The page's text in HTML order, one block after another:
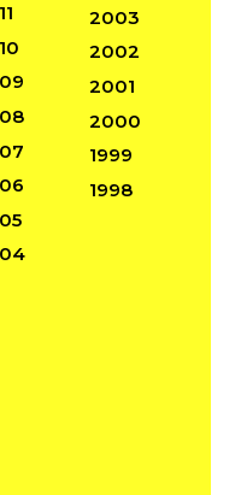
2003
2002
2001
2000
1999
1998